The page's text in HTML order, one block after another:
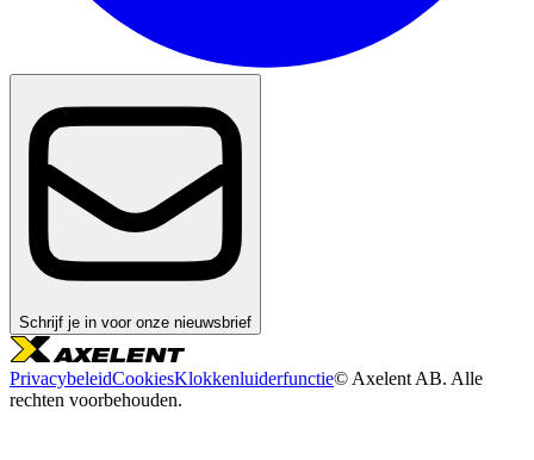
Schrijf je in voor onze nieuwsbrief
PrivacybeleidCookiesKlokkenluiderfunctie© Axelent AB. Alle
rechten voorbehouden.